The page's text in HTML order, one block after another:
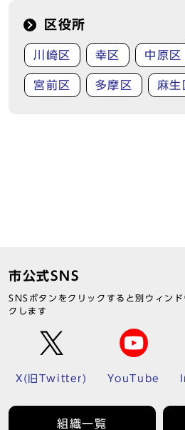
区役所
川崎区 幸区 中原区
宮前区 多摩区 麻生
市公式SNS
SNSボタンをクリックすると別ウィン
クします
X(旧Twitter) YouTube
組織一覧